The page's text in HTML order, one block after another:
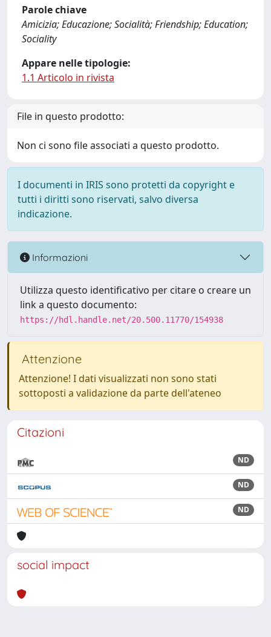
Parole chiave
Amicizia; Educazione; Socialità; Friendship; Education;
Sociality
Appare nelle tipologie:
1.1 Articolo in rivista
File in questo prodotto:
Non ci sono file associati a questo prodotto.
I documenti in IRIS sono protetti da copyright e
tutti i diritti sono riservati, salvo diversa
indicazione.
Informazioni
Utilizza questo identificativo per citare o creare un
link a questo documento:
https://hdl.handle.net/20.500.11770/154938
Attenzione
Attenzione! I dati visualizzati non sono stati
sottoposti a validazione da parte dell'ateneo
Citazioni
ND
ND
ND
social impact